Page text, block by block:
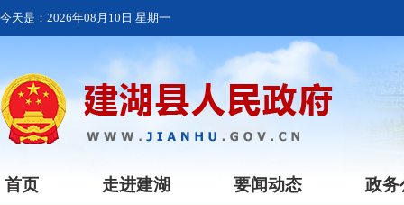
今天是： 2026年08月10日 星期一
首页 走进建湖 要闻动态 政务